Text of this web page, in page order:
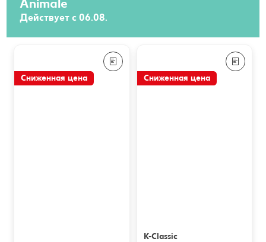
Animale
Действует с 06.08.
Сниженная цена Сниженная цена
K-Classic